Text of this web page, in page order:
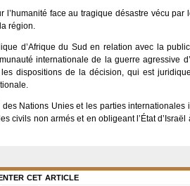
face au tragique désastre vécu par
région.
d’Afrique du Sud en relation avec la
internationale de la guerre agressive
dispositions de la décision, qui est
Nations Unies et les parties internationales
civils non armés et en obligeant l’État
cet article